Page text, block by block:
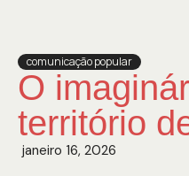
comunicação popular
O
território
janeiro 16, 2026